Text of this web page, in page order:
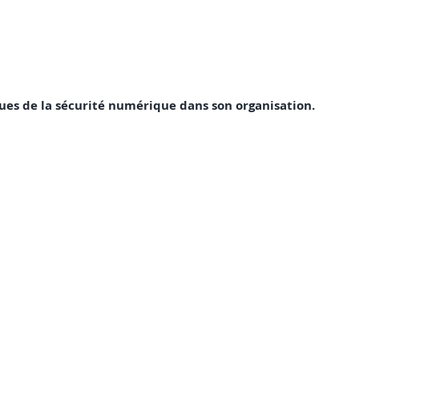
de la sécurité numérique dans son organisation.